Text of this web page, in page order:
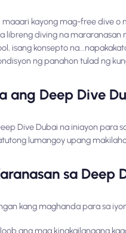
kayong mag-free dive
libreng diving na
isang konsepto na...napaka
ng panahon tulad ng
ang Deep Dive
Dive Dubai na iniayon para
lumangoy upang
sa Deep
kang maghanda para sa
ang mga kinakailangang